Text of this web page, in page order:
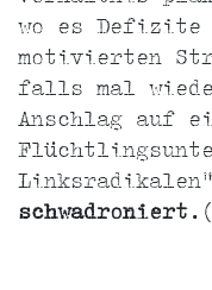
wo es Defizite
motivierten
falls mal
Anschlag auf
schwadroniert